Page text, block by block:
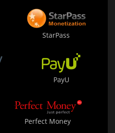
StarPass
PayU
Perfect Money